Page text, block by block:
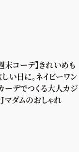
末コーデ】きれいめも
しい日に。ネイビーワン
デでつくる大人カジ
Jマダムのおしゃれ